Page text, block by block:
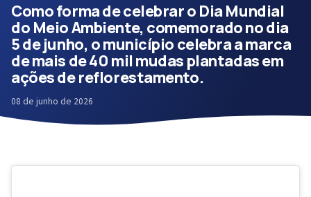
Como forma de celebrar o Dia Mundial
do Meio Ambiente, comemorado no dia
5 de junho, o município celebra a marca
de mais de 40 mil mudas plantadas em
ações de reflorestamento.
08 de junho de 2026